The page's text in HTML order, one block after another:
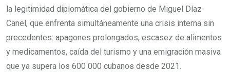
la legitimidad diplomática del gobierno de Miguel Díaz-
Canel, que enfrenta simultáneamente una crisis interna sin
precedentes: apagones prolongados, escasez de alimentos
y medicamentos, caída del turismo y una emigración masiva
que ya supera los 600 000 cubanos desde 2021.